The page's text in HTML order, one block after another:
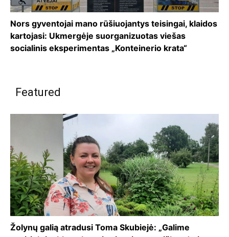
Nors gyventojai mano rūšiuojantys teisingai, klaidos
kartojasi: Ukmergėje suorganizuotas viešas
socialinis eksperimentas „Konteinerio krata“
Featured
Žolynų galią atradusi Toma Skubiejė: „Galime